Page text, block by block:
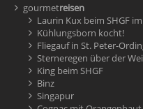
gourmetreisen
Laurin Kux beim SHGF
Kühlungsborn kocht!
Fliegauf in St. Peter-
Sterneregen über der
King beim SHGF
Binz
Singapur